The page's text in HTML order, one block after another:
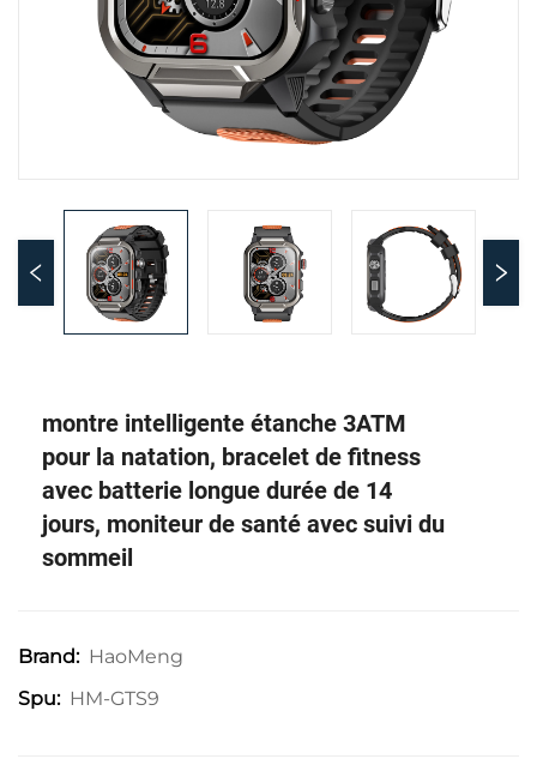
montre intelligente étanche 3ATM
pour la natation, bracelet de fitness
avec batterie longue durée de 14
jours, moniteur de santé avec suivi du
sommeil
Brand: HaoMeng
Spu: HM-GTS9